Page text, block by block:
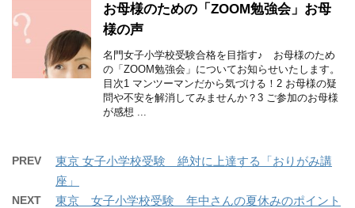
お母様のための「ZOOM勉強会」お母
様の声
名門女子小学校受験合格を目指す♪ お母様のため
の「ZOOM勉強会」についてお知らせいたします。
目次1 マンツーマンだから気づける！2 お母様の疑
問や不安を解消してみませんか？3 ご参加のお母様
が感想 ...
PREV
東京 女子小学校受験 絶対に上達する「おりがみ講
座」
NEXT
東京 女子小学校受験 年中さんの夏休みのポイント